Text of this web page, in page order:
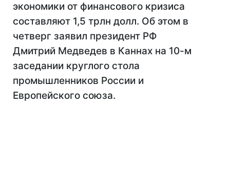
экономики от финансового кризиса
составляют 1,5 трлн долл. Об этом в
четверг заявил президент РФ
Дмитрий Медведев в Каннах на 10-м
заседании круглого стола
промышленников России и
Европейского союза.